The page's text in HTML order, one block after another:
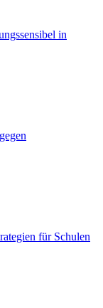
in
für Schulen